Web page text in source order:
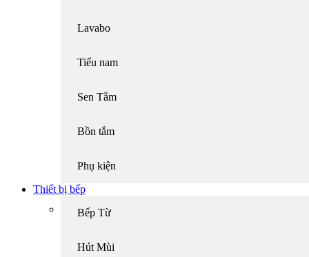
Lavabo
Tiểu nam
Sen Tắm
Bồn tắm
Phụ kiện
Thiết bị bếp
Bếp Từ
Hút Mùi